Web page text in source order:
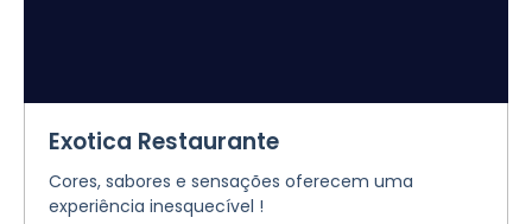
Exotica Restaurante
Cores, sabores e sensações oferecem uma
experiência inesquecível !